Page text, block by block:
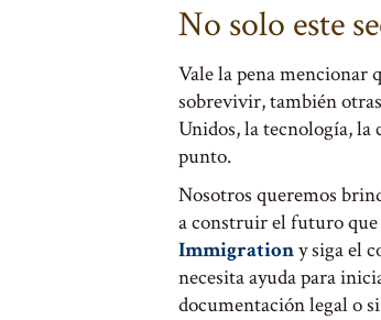
No solo este
Vale la pena mencionar
sobrevivir, también
Unidos, la tecnología,
punto.
Nosotros queremos
a construir el futuro que
Immigrationy siga el
necesita ayuda para
documentación legal o